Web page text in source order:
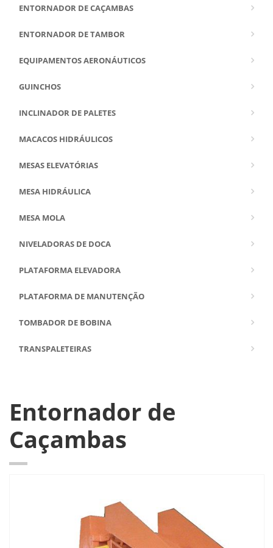
ENTORNADOR DE CAÇAMBAS
ENTORNADOR DE TAMBOR
EQUIPAMENTOS AERONÁUTICOS
GUINCHOS
INCLINADOR DE PALETES
MACACOS HIDRÁULICOS
MESAS ELEVATÓRIAS
MESA HIDRÁULICA
MESA MOLA
NIVELADORAS DE DOCA
PLATAFORMA ELEVADORA
PLATAFORMA DE MANUTENÇÃO
TOMBADOR DE BOBINA
TRANSPALETEIRAS
Entornador de
Caçambas